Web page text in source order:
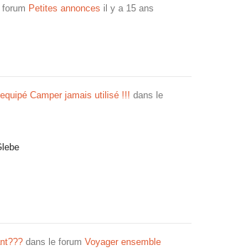
Petites annonces il y a 15 ans
Camper jamais utilisé !!! dans le
dans le forum Voyager ensemble